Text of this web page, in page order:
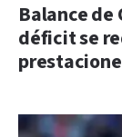
Balance de
déficit se